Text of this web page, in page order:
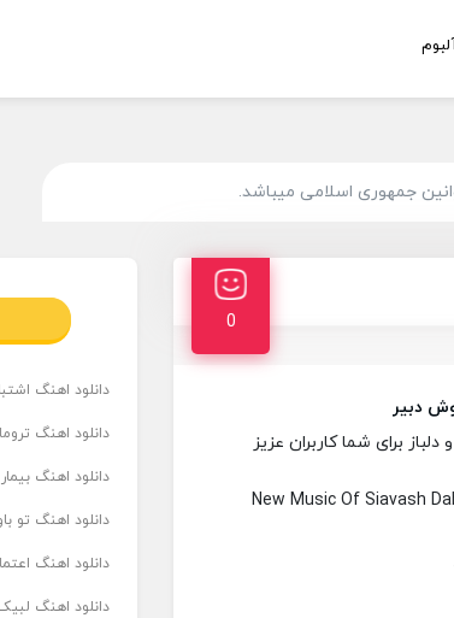
جمهوری اسلامی میباشد.
0
دبیر
برای شما کاربران عزیز
New Music Of Siavash
دانلود اهنگ
دانلود اهنگ
دانلود اهنگ
دانلود اهنگ تو
دانلود اهنگ
دانلود اهنگ